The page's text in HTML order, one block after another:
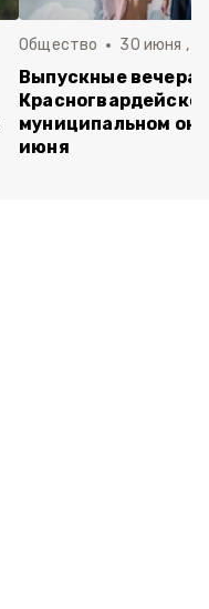
Общество 30 июня ,
Выпускные вечера
муниципальном
июня